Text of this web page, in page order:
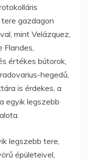
gazdagon
mint Velázquez,
Flandes,
értékes bútorok,
hegedű,
is érdekes, a
egyik legszebb
legszebb tere,
épületeivel,